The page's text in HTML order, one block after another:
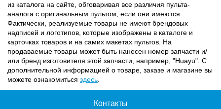
из каталога на сайте, обговаривая все различия пульта-
аналога с оригинальным пультом, если они имеются.
Фактически, реализуемые товары не имеют брендовых
надписей и логотипов, которые изображены в каталоге и
карточках товаров и на самих макетах пультов. На
продаваемые товары может быть нанесен номер запчасти и/
или бренд изготовителя этой запчасти, например, "Huayu". С
дополнительной информацией о товаре, заказе и магазине вы
можете ознакомиться здесь
Контакты